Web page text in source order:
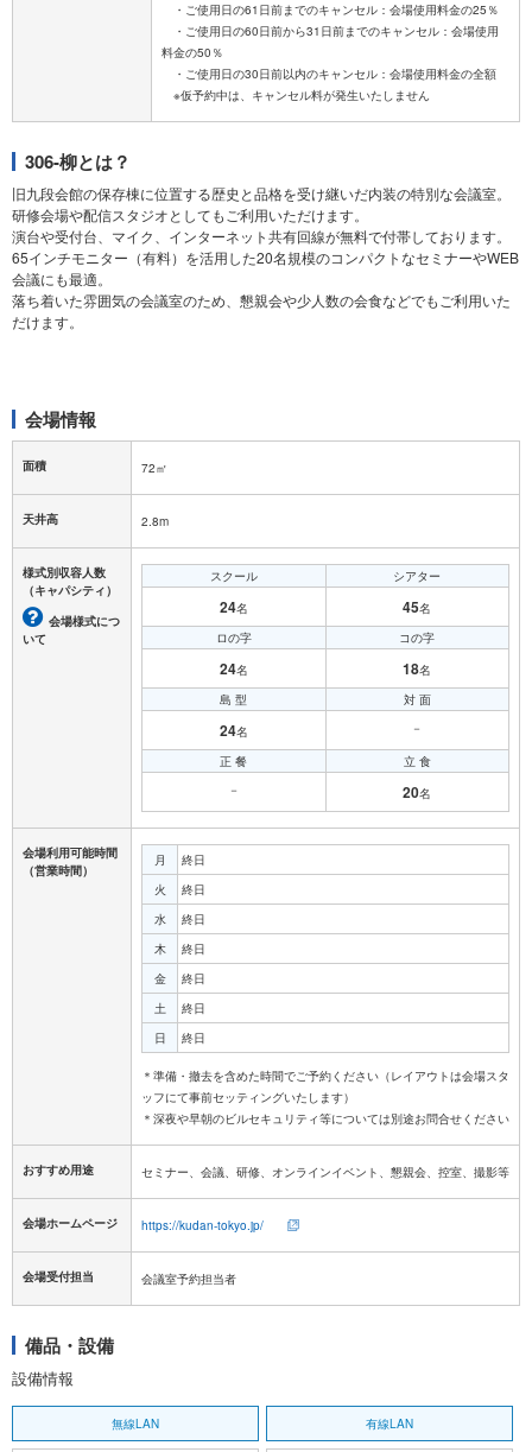
・ご使用日の61日前までのキャンセル：会場使用料金の25％
・ご使用日の60日前から31日前までのキャンセル：会場使用
料金の50％
・ご使用日の30日前以内のキャンセル：会場使用料金の全額
306-柳とは？
旧九段会館の保存棟に位置する歴史と品格を受け継いだ内装の特別な会議室。
研修会場や配信スタジオとしてもご利用いただけます。
演台や受付台、マイク、インターネット共有回線が無料で付帯しております。
65インチモニター（有料）を活用した20名規模のコンパクトなセミナーやWEB
会議にも最適。
落ち着いた雰囲気の会議室のため、懇親会や少人数の会食などでもご利用いた
だけます。
会場情報
面積 72㎡
天井高 2.8m
様式別収容人数
（キャパシティ）
会場様式につ
いて
スクール
24名
シアター
45名
ロの字
24名
コの字
18名
島 型
24名
対 面
－
正 餐
－
立 食
20名
会場利用可能時間
（営業時間）
月
終日
火
終日
水
終日
木
終日
金
終日
土
終日
日
終日
＊準備・撤去を含めた時間でご予約ください（レイアウトは会場スタ
ッフにて事前セッティングいたします）
おすすめ用途 セミナー、会議、研修、オンラインイベント、懇親会、控室、撮影等
会場ホームページ https://kudan-tokyo.jp/
会場受付担当 会議室予約担当者
備品・設備
設備情報
無線LAN 有線LAN